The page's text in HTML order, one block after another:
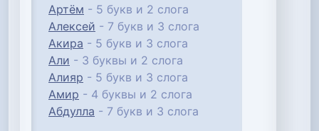
Артём - 5 букв и 2 слога
Алексей - 7 букв и 3 слога
Акира - 5 букв и 3 слога
Али - 3 буквы и 2 слога
Алияр - 5 букв и 3 слога
Амир - 4 буквы и 2 слога
Абдулла - 7 букв и 3 слога